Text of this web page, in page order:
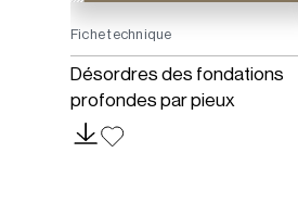
Fiche technique
Désordres des fondations
profondes par pieux